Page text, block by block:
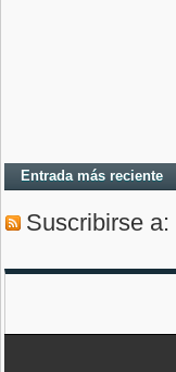
Entrada más reciente
Suscribirse a: